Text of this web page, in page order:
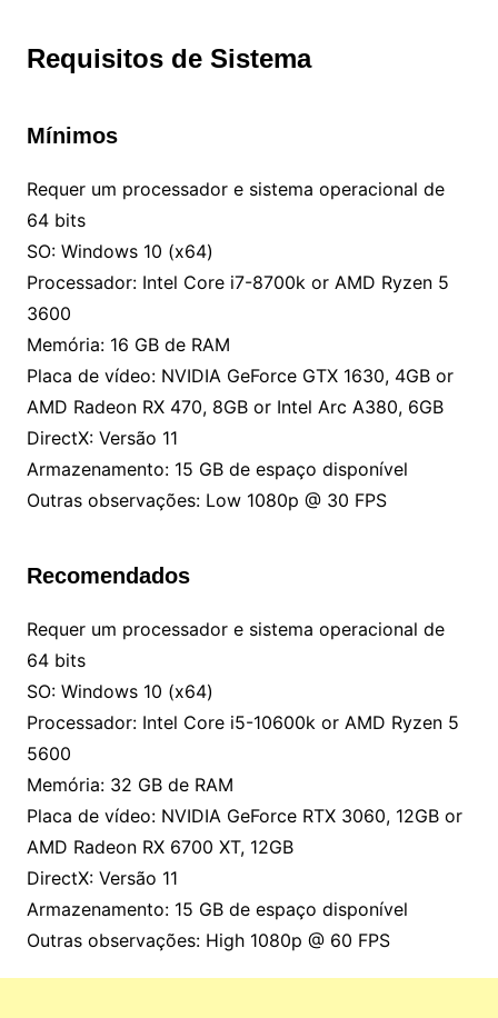
Requisitos de Sistema
Mínimos
Requer um processador e sistema operacional de
64 bits
SO: Windows 10 (x64)
Processador: Intel Core i7-8700k or AMD Ryzen 5
3600
Memória: 16 GB de RAM
Placa de vídeo: NVIDIA GeForce GTX 1630, 4GB or
AMD Radeon RX 470, 8GB or Intel Arc A380, 6GB
DirectX: Versão 11
Armazenamento: 15 GB de espaço disponível
Outras observações: Low 1080p @ 30 FPS
Recomendados
Requer um processador e sistema operacional de
64 bits
SO: Windows 10 (x64)
Processador: Intel Core i5-10600k or AMD Ryzen 5
5600
Memória: 32 GB de RAM
Placa de vídeo: NVIDIA GeForce RTX 3060, 12GB or
AMD Radeon RX 6700 XT, 12GB
DirectX: Versão 11
Armazenamento: 15 GB de espaço disponível
Outras observações: High 1080p @ 60 FPS